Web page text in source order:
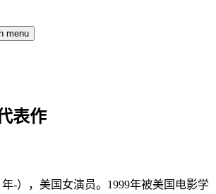
menu
表作
年-），美国女演员。1999年被美国电影学